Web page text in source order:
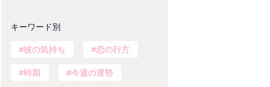
キーワード別
彼の気持ち 恋の行方
時期 今週の運勢